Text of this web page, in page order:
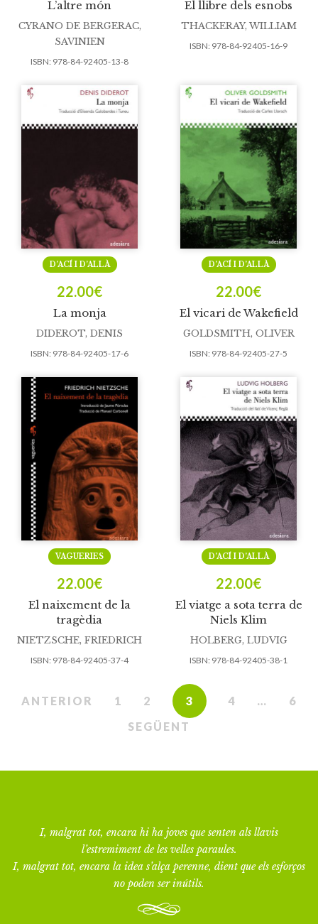
L’altre món
CYRANO DE BERGERAC,
SAVINIEN
ISBN: 978-84-92405-13-8
El llibre dels esnobs
THACKERAY, WILLIAM
ISBN: 978-84-92405-16-9
La monja
D’ACÍ I D’ALLÀ
22.00€
DIDEROT, DENIS
ISBN: 978-84-92405-17-6
El vicari de Wakefield
D’ACÍ I D’ALLÀ
22.00€
GOLDSMITH, OLIVER
ISBN: 978-84-92405-27-5
El naixement de la
tragèdia
VAGUERIES
22.00€
NIETZSCHE, FRIEDRICH
ISBN: 978-84-92405-37-4
El viatge a sota terra de
Niels Klim
D’ACÍ I D’ALLÀ
22.00€
HOLBERG, LUDVIG
ISBN: 978-84-92405-38-1
ANTERIOR 1 2 3 4 …
6
SEGÜENT
I, malgrat tot, encara hi ha joves que senten als llavis
l’estremiment de les velles paraules.
I, malgrat tot, encara la idea s’alça perenne, dient que els esforços
no poden ser inútils.